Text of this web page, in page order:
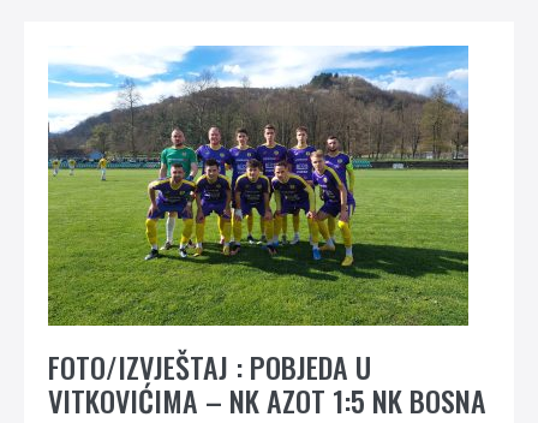
FOTO/IZVJEŠTAJ : POBJEDA U
VITKOVIĆIMA – NK AZOT 1:5 NK BOSNA